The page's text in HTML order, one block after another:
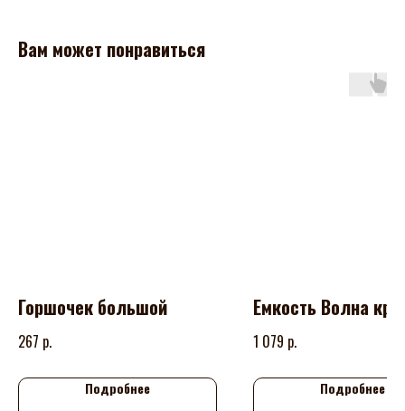
Вам может понравиться
Горшочек большой
267 р.
Подробнее
Емкость Волна
1 079 р.
Подробнее